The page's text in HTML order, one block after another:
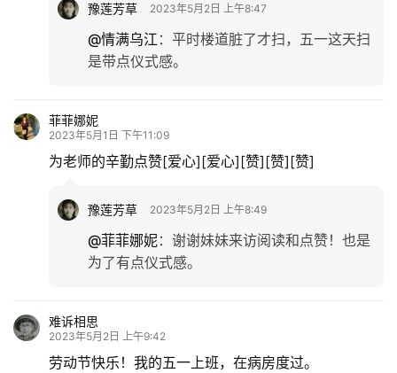
豫莲芳草 2023年5月2日 上午8:47
@情满乌江 ： 平时楼道脏了才扫，五一这天扫
是带点仪式感。
菲菲娜妮
2023年5月1日 下午11:09
为老师的辛勤点赞[爱心][爱心][赞][赞][赞]
豫莲芳草 2023年5月2日 上午8:49
@菲菲娜妮： 谢谢妹妹来访阅读和点赞！也是
为了有点仪式感。
难诉相思
2023年5月2日 上午9:42
劳动节快乐！我的五一上班，在病房度过。